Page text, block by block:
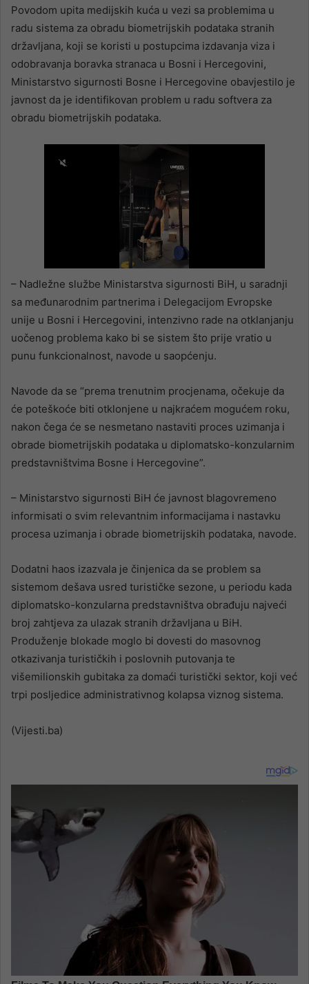
Povodom upita medijskih kuća u vezi sa problemima u
radu sistema za obradu biometrijskih podataka stranih
državljana, koji se koristi u postupcima izdavanja viza i
odobravanja boravka stranaca u Bosni i Hercegovini,
Ministarstvo sigurnosti Bosne i Hercegovine obavjestilo je
javnost da je identifikovan problem u radu softvera za
obradu biometrijskih podataka.
– Nadležne službe Ministarstva sigurnosti BiH, u saradnji
sa međunarodnim partnerima i Delegacijom Evropske
unije u Bosni i Hercegovini, intenzivno rade na otklanjanju
uočenog problema kako bi se sistem što prije vratio u
punu funkcionalnost, navode u saopćenju.
Navode da se “prema trenutnim procjenama, očekuje da
će poteškoće biti otklonjene u najkraćem mogućem roku,
nakon čega će se nesmetano nastaviti proces uzimanja i
obrade biometrijskih podataka u diplomatsko-konzularnim
predstavništvima Bosne i Hercegovine”.
– Ministarstvo sigurnosti BiH će javnost blagovremeno
informisati o svim relevantnim informacijama i nastavku
procesa uzimanja i obrade biometrijskih podataka, navode.
Dodatni haos izazvala je činjenica da se problem sa
sistemom dešava usred turističke sezone, u periodu kada
diplomatsko-konzularna predstavništva obrađuju najveći
broj zahtjeva za ulazak stranih državljana u BiH.
Produženje blokade moglo bi dovesti do masovnog
otkazivanja turističkih i poslovnih putovanja te
višemilionskih gubitaka za domaći turistički sektor, koji već
trpi posljedice administrativnog kolapsa viznog sistema.
(Vijesti.ba)